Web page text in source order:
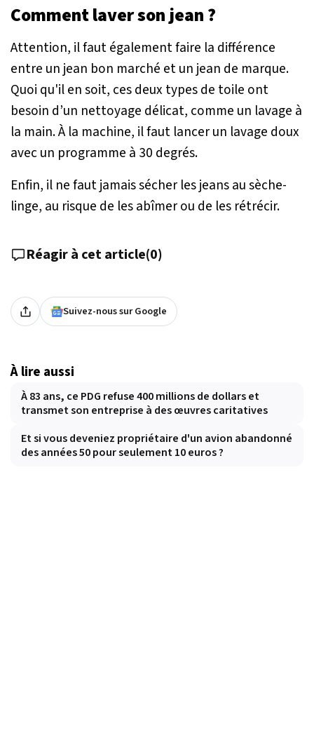
Comment laver son jean ?
Attention, il faut également faire la différence
entre un jean bon marché et un jean de marque.
Quoi qu'il en soit, ces deux types de toile ont
besoin d’un nettoyage délicat, comme un lavage à
la main. À la machine, il faut lancer un lavage doux
avec un programme à 30 degrés.
Enfin, il ne faut jamais sécher les jeans au sèche-
linge, au risque de les abîmer ou de les rétrécir.
Réagir à cet article(0)
Suivez-nous sur Google
À lire aussi
À 83 ans, ce PDG refuse 400 millions de dollars et
transmet son entreprise à des œuvres caritatives
Et si vous deveniez propriétaire d'un avion abandonné
des années 50 pour seulement 10 euros ?